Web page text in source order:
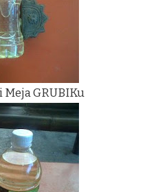
Meja GRUBIKu